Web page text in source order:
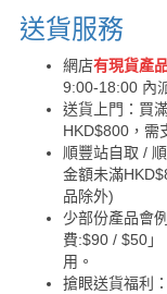
送貨服務
網店有現貨產
9:00-18:00 內
送貨上門：買
HKD$800，需
順豐站自取 /
金額未滿
品除外)
少部份產品會
費:$90 / $50
用。
搶眼送貨福利